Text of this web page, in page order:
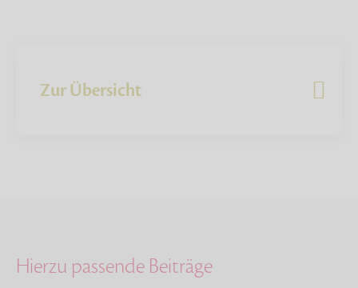
Zur Übersicht
Hierzu passende Beiträge